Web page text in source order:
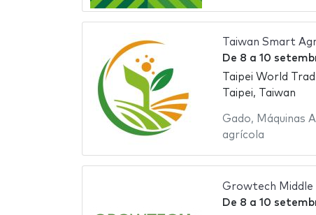
Taiwan Smart
De 8 a 10
Taipei World
Taipei, Taiwan
Gado, Máquinas
agrícola
Growtech Middle
De 8 a 10